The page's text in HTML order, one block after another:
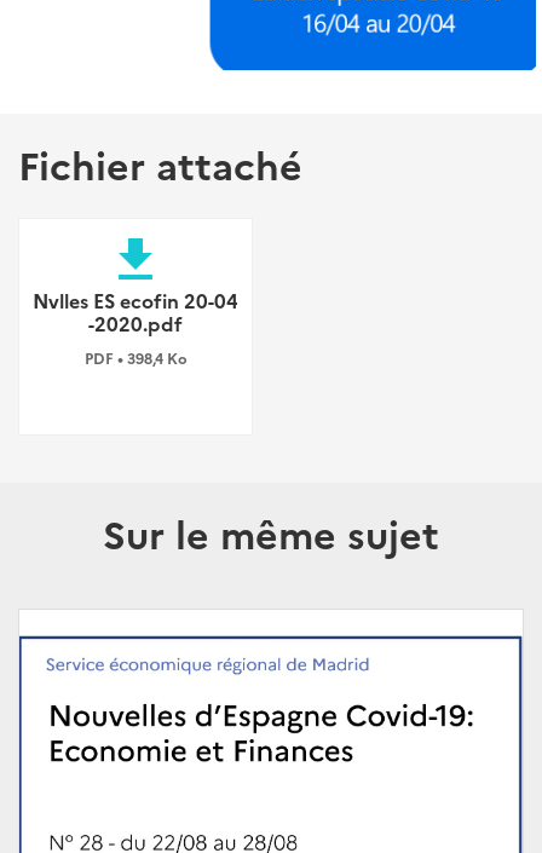
Fichier attaché
file_download
Nvlles ES ecofin 20-04
-2020.pdf
PDF • 398,4 Ko
Sur le même sujet